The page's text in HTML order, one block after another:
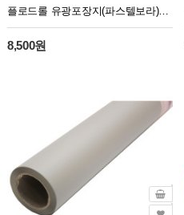
플로드롤 유광포장지(파스텔보라)40yd
8,500원